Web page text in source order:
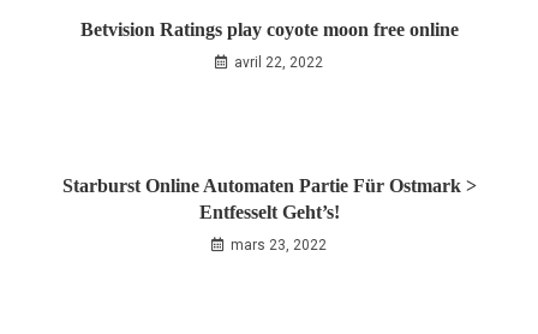
Betvision Ratings play coyote moon free online
avril 22, 2022
Starburst Online Automaten Partie Für Ostmark >
Entfesselt Geht’s!
mars 23, 2022